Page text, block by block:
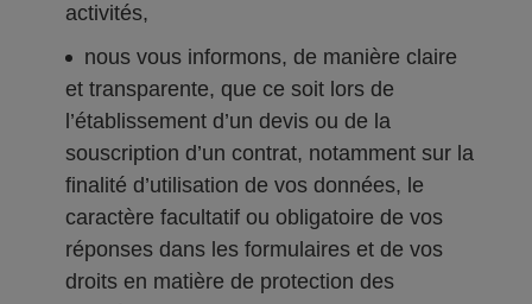
activités,
nous vous informons, de manière claire
et transparente, que ce soit lors de
l’établissement d’un devis ou de la
souscription d’un contrat, notamment sur la
finalité d’utilisation de vos données, le
caractère facultatif ou obligatoire de vos
réponses dans les formulaires et de vos
droits en matière de protection des